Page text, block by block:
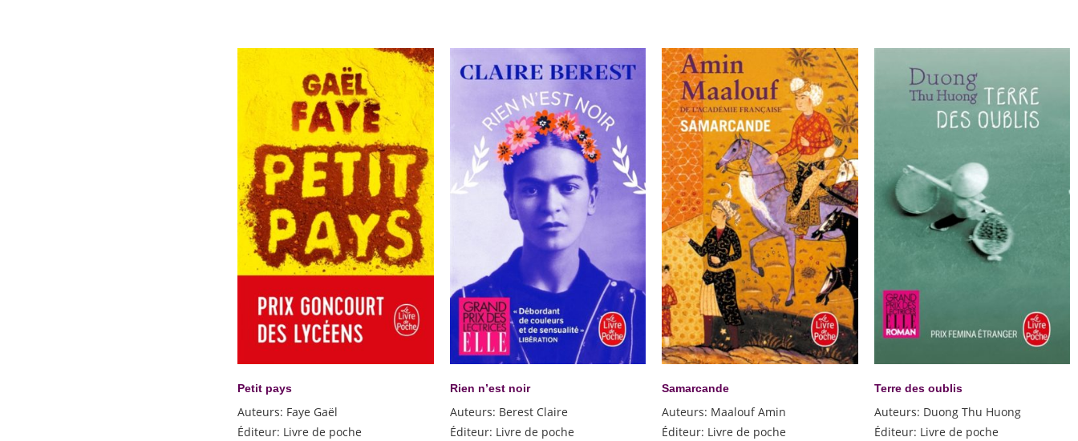
Petit pays
Auteurs: Faye Gaël
Éditeur: Livre de poche
Rien n’est noir
Auteurs: Berest Claire
Éditeur: Livre de poche
Samarcande
Auteurs: Maalouf Amin
Éditeur: Livre de poche
Terre des oublis
Auteurs: Duong Thu Huong
Éditeur: Livre de poche